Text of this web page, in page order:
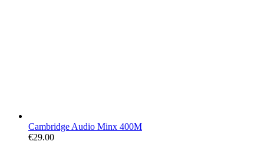
Cambridge Audio Minx 400M
€29.00